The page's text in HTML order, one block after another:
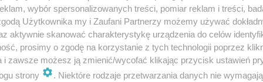
podróżujemy?
wybór spersonalizowanych treści, pomiar reklam i treści,
Użytkownika my i Zaufani Partnerzy możemy używać
aktywnie skanować charakterystykę urządzenia do celów
prosimy o zgodę na korzystanie z tych technologii poprzez
i zawsze możesz ją zmienić/wycofać klikając przycisk ustawień
strony
. Niektóre rodzaje przetwarzania danych nie